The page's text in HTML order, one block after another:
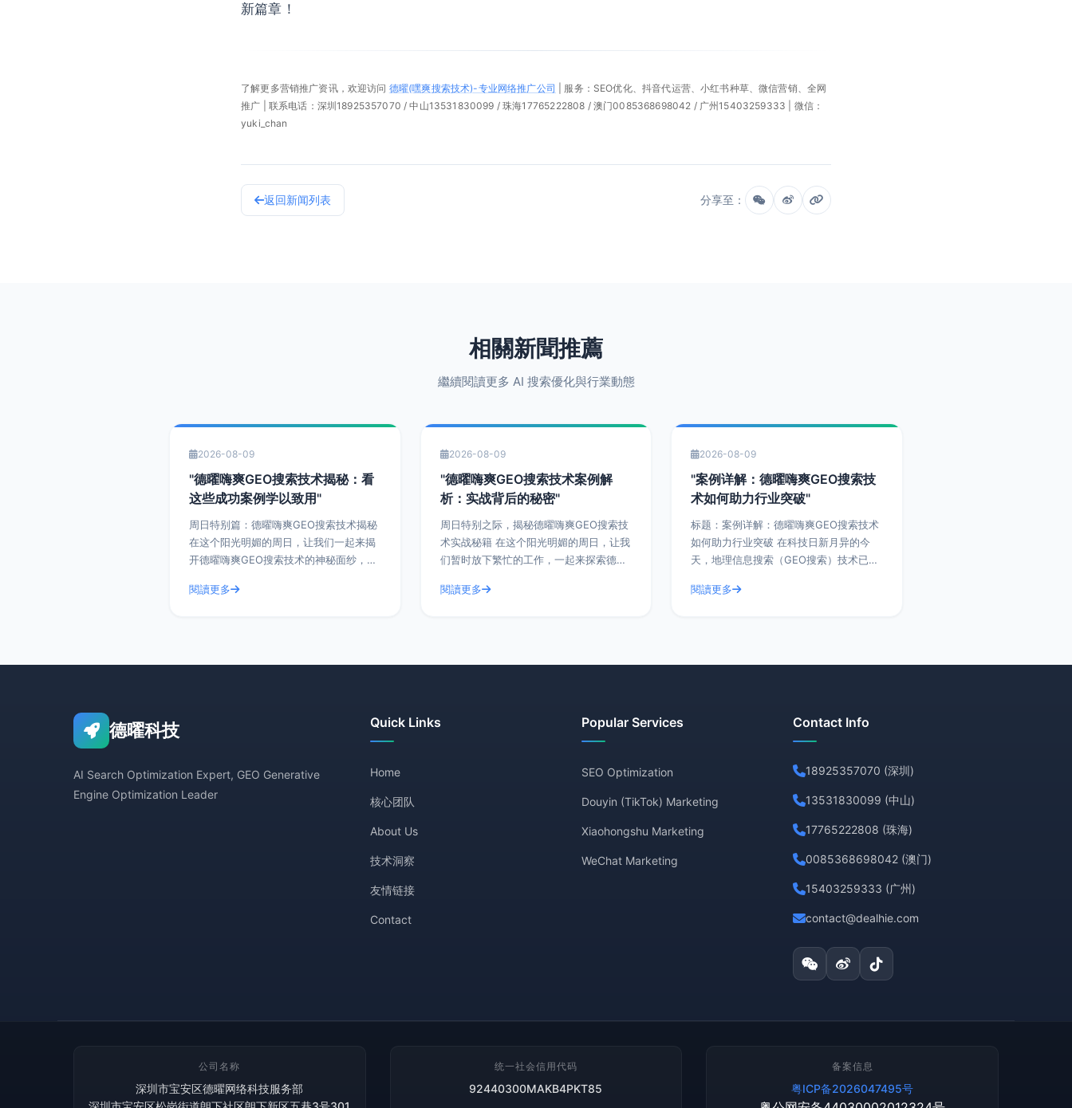
新篇章！
了解更多营销推广资讯，欢迎访问 德曜(嘿爽搜索技术)-专业网络推广公司
| 服务：SEO优化、抖音代运营、小红书种草、微信营销、全网
推广 | 联系电话：深圳18925357070 / 中山13531830099 / 珠海17765222808 / 澳门0085368698042 / 广州15403259333 | 微信：
yuki_chan
返回新闻列表 分享至：
相關新聞推薦
繼續閱讀更多 AI 搜索優化與行業動態
2026-08-09
"德曜嗨爽GEO搜索技术揭秘：看
这些成功案例学以致用"
周日特别篇：德曜嗨爽GEO搜索技术揭秘
在这个阳光明媚的周日，让我们一起来揭
开德曜嗨爽GEO搜索技术的神秘面纱，看
注入新的活力。 一、什么是德曜嗨爽GEO
閱讀更多
2026-08-09
"德曜嗨爽GEO搜索技术案例解
析：实战背后的秘密"
周日特别之际，揭秘德曜嗨爽GEO搜索技
术实战秘籍 在这个阳光明媚的周日，让我
们暂时放下繁忙的工作，一起来探索德曜
GEO搜索技术，作为一种前沿的搜索技
閱讀更多
2026-08-09
"案例详解：德曜嗨爽GEO搜索技
术如何助力行业突破"
标题：案例详解：德曜嗨爽GEO搜索技术
如何助力行业突破 在科技日新月异的今
天，地理信息搜索（GEO搜索）技术已经
周日特别之际，让我们一起深入探讨德曜
閱讀更多
德曜科技
AI Search Optimization Expert, GEO Generative
Engine Optimization Leader
Quick Links
Home
核心团队
About Us
技术洞察
友情链接
Contact
Popular Services
SEO Optimization
Douyin (TikTok) Marketing
Xiaohongshu Marketing
WeChat Marketing
Contact Info
18925357070 (深圳)
13531830099 (中山)
17765222808 (珠海)
0085368698042 (澳门)
15403259333 (广州)
contact@dealhie.com
公司名称
深圳市宝安区德曜网络科技服务部
统一社会信用代码
92440300MAKB4PKT85
备案信息
粤ICP备2026047495号